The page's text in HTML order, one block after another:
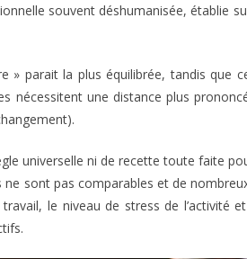
souvent déshumanisée, établie
» parait la plus équilibrée, tandis que
nécessitent une distance plus
universelle ni de recette toute faite
sont pas comparables et de
travail, le niveau de stress de l’activité